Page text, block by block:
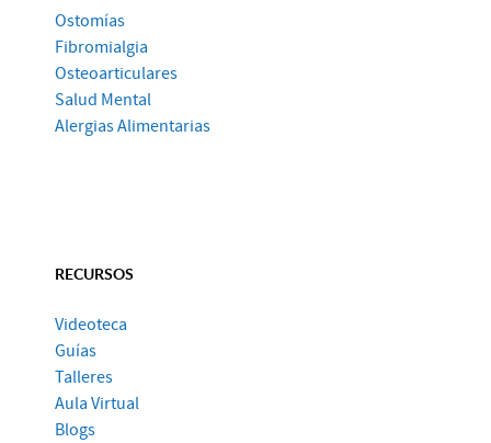
Ostomías
Fibromialgia
Osteoarticulares
Salud Mental
Alergias Alimentarias
RECURSOS
Videoteca
Guías
Talleres
Aula Virtual
Blogs